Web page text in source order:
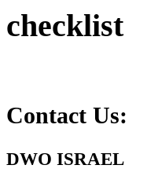
checklist
Contact Us:
DWO ISRAEL